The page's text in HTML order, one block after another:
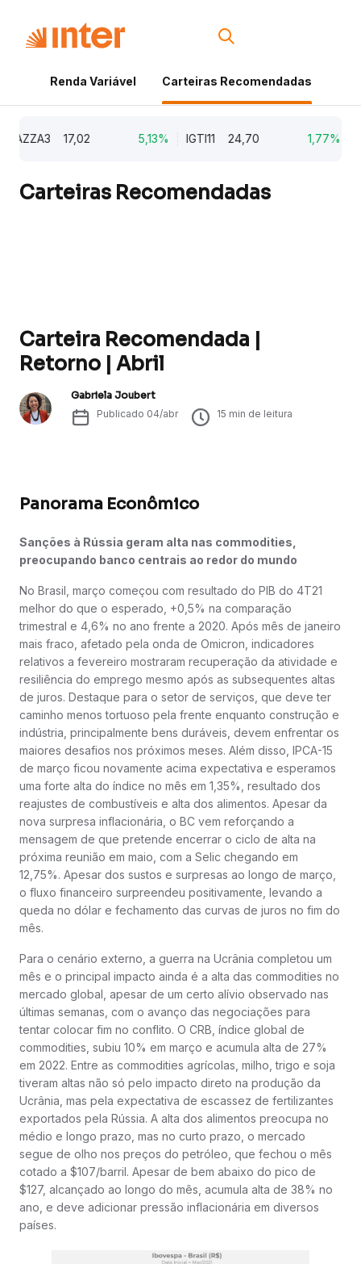
Renda Variável Carteiras Recomendadas
17,02 5,13% IGTI11 24,70 1,77%
Carteiras Recomendadas
Carteira Recomendada |
Retorno | Abril
Gabriela Joubert
Publicado 04/abr 15 min de leitura
Panorama Econômico
Sanções à Rússia geram alta nas commodities,
preocupando banco centrais ao redor do mundo
No Brasil, março começou com resultado do PIB do 4T21
melhor do que o esperado, +0,5% na comparação
trimestral e 4,6% no ano frente a 2020. Após mês de janeiro
mais fraco, afetado pela onda de Omicron, indicadores
relativos a fevereiro mostraram recuperação da atividade e
resiliência do emprego mesmo após as subsequentes altas
de juros. Destaque para o setor de serviços, que deve ter
caminho menos tortuoso pela frente enquanto construção e
indústria, principalmente bens duráveis, devem enfrentar os
maiores desafios nos próximos meses. Além disso, IPCA-15
de março ficou novamente acima expectativa e esperamos
uma forte alta do índice no mês em 1,35%, resultado dos
reajustes de combustíveis e alta dos alimentos. Apesar da
nova surpresa inflacionária, o BC vem reforçando a
mensagem de que pretende encerrar o ciclo de alta na
próxima reunião em maio, com a Selic chegando em
12,75%. Apesar dos sustos e surpresas ao longo de março,
o fluxo financeiro surpreendeu positivamente, levando a
queda no dólar e fechamento das curvas de juros no fim do
mês.
Para o cenário externo, a guerra na Ucrânia completou um
mês e o principal impacto ainda é a alta das commodities no
mercado global, apesar de um certo alívio observado nas
últimas semanas, com o avanço das negociações para
tentar colocar fim no conflito. O CRB, índice global de
commodities, subiu 10% em março e acumula alta de 27%
em 2022. Entre as commodities agrícolas, milho, trigo e soja
tiveram altas não só pelo impacto direto na produção da
Ucrânia, mas pela expectativa de escassez de fertilizantes
exportados pela Rússia. A alta dos alimentos preocupa no
médio e longo prazo, mas no curto prazo, o mercado
segue de olho nos preços do petróleo, que fechou o mês
cotado a $107/barril. Apesar de bem abaixo do pico de
$127, alcançado ao longo do mês, acumula alta de 38% no
ano, e deve adicionar pressão inflacionária em diversos
países.